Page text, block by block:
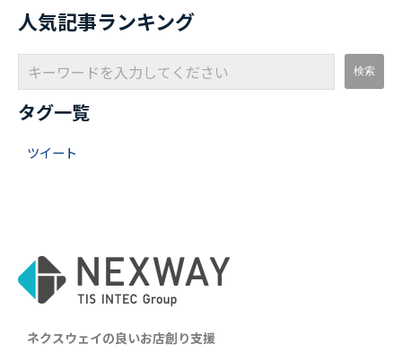
人気記事ランキング
タグ一覧
ツイート
ネクスウェイの良いお店創り支援